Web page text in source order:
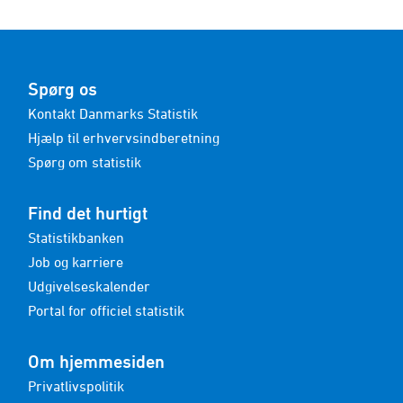
Spørg os
Kontakt Danmarks Statistik
Hjælp til erhvervsindberetning
Spørg om statistik
Find det hurtigt
Statistikbanken
Job og karriere
Udgivelseskalender
Portal for officiel statistik
Om hjemmesiden
Privatlivspolitik